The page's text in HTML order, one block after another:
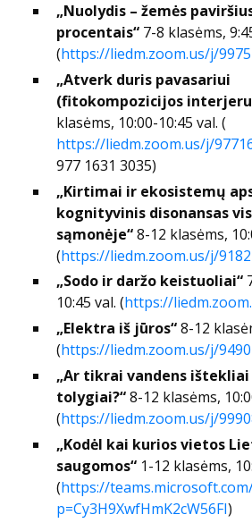
„Nuolydis – žemės
procentais“ 7-8 klasėms,
(https://liedm.zoom.us/j/
„Atverk duris pavasariui
(fitokompozicijos
klasėms, 10:00-10:45 val. (
https://liedm.zoom.us/j/
977 1631 3035)
„Kirtimai ir ekosistemų
kognityvinis disonansas
sąmonėje“8-12 klasėms,
(https://liedm.zoom.us/j/
„Sodo ir daržo keistuoliai“
10:45 val. (https://
„Elektra iš jūros“8-12
(https://liedm.zoom.us/j/
„Ar tikrai vandens
tolygiai?“8-12 klasėms,
(https://liedm.zoom.us/j/
„Kodėl kai kurios vietos
saugomos“ 1-12 klasėms,
(https://
p=Cy3H9XwfHmK2cW56FI)